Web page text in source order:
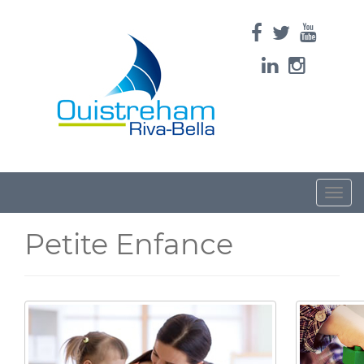
Toggle
Petite Enfance